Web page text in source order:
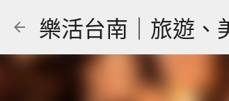
樂活台南｜旅遊、